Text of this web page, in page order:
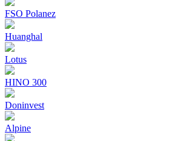
FSO Polanez
Huanghal
Lotus
HINO 300
Doninvest
Alpine